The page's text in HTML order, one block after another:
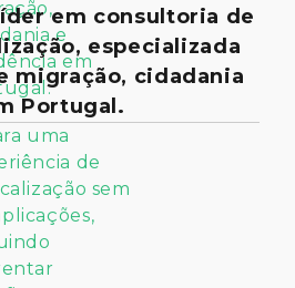
em consultoria de
especializada
migração, cidadania
Portugal.